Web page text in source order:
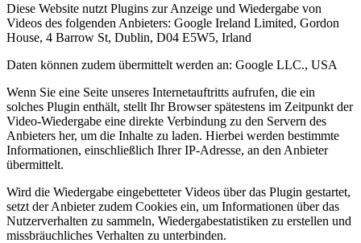
Diese Website nutzt Plugins zur Anzeige und Wiedergabe von
Videos des folgenden Anbieters: Google Ireland Limited, Gordon
House, 4 Barrow St, Dublin, D04 E5W5, Irland
Daten können zudem übermittelt werden an: Google LLC., USA
Wenn Sie eine Seite unseres Internetauftritts aufrufen, die ein
solches Plugin enthält, stellt Ihr Browser spätestens im Zeitpunkt der
Video-Wiedergabe eine direkte Verbindung zu den Servern des
Anbieters her, um die Inhalte zu laden. Hierbei werden bestimmte
Informationen, einschließlich Ihrer IP-Adresse, an den Anbieter
übermittelt.
Wird die Wiedergabe eingebetteter Videos über das Plugin gestartet,
setzt der Anbieter zudem Cookies ein, um Informationen über das
Nutzerverhalten zu sammeln, Wiedergabestatistiken zu erstellen und
missbräuchliches Verhalten zu unterbinden.